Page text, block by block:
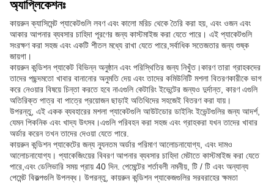
অ্যাপ্লিকেশনঃ
কায়রুন ক্যাসিমেন্ট প্যাকেটগুলি লবণ এবং কালো মরিচ থেকে তৈরি করা হয়, এবং ওজন এবং
আকার আপনার ব্যবসার চাহিদা পূরণের জন্য কাস্টমাইজ করা যেতে পারে। এই প্যাকেটগুলি
সংরক্ষণ করা সহজ এবং একটি শীতল মধ্যে রাখা যেতে পারে,সর্বাধিক সতেজতার জন্য শুষ্ক
জায়গা।
কায়রুন কন্ডিশন প্যাকেট বিভিন্ন অনুষ্ঠান এবং পরিস্থিতির জন্য নিখুঁত।কারণ তারা গ্রাহকদের
তাদের পছন্দমতো খাবার বানানোর অনুমতি দেয় এবং তাদের কমিউনিটি মশলা বিতরণকারীকে ভাগ
করে নেওয়ার বিষয়ে চিন্তা করতে হবে নাএগুলি কেটারিং ইভেন্টের জন্যও দুর্দান্ত, কারণ এগুলি
অতিরিক্ত পাত্র বা পাত্রে প্রয়োজন ছাড়াই অতিথিদের সহজেই বিতরণ করা যায়।
উপরন্তু, এই একক ব্যবহারের মশলা প্যাকেটগুলি আউটডোর ডাইনিং ইভেন্টগুলির জন্য আদর্শ,
যেমন পিকনিক এবং খাদ্য উৎসব।এগুলি পরিবহন করা সহজ এবং গ্রাহকরা যখন তাদের খাবার
অর্ডার করেন তখন তাদের দেওয়া যেতে পারে.
কায়রুন কন্ডিশন প্যাকেটের জন্য ন্যূনতম অর্ডার পরিমাণ আলোচনাযোগ্য, এবং দামও
আলোচনাযোগ্য। প্যাকেজিংয়ের বিবরণ আপনার ব্যবসার চাহিদা মেটাতে কাস্টমাইজ করা যেতে
পারে,এবং ডেলিভারি সময় প্রায় 40 দিন. পেমেন্টের শর্তাবলী নমনীয়, টি / টি এবং অন্যান্য
পেমেন্ট বিকল্পগুলি উপলব্ধ। উপরন্তু, কায়রুন কন্ডিশন প্যাকেজগুলির সরবরাহের ক্ষমতা